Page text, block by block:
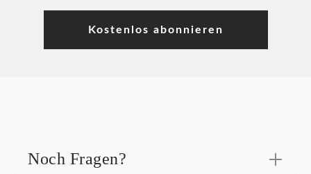
Kostenlos abonnieren
Noch Fragen?